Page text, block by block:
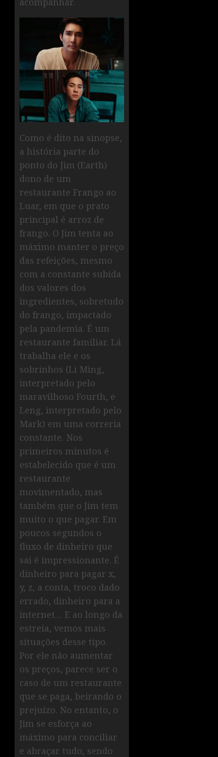
Como é dito na sinopse,
a história parte do
ponto do Jim (Earth)
dono de um
restaurante Frango ao
Luar, em que o prato
principal é arroz de
frango. O Jim tenta ao
máximo manter o preço
das refeições, mesmo
com a constante subida
dos valores dos
ingredientes, sobretudo
do frango, impactado
pela pandemia. É um
restaurante familiar. Lá
trabalha ele e os
sobrinhos (Li Ming,
interpretado pelo
maravilhoso Fourth, e
Leng, interpretado pelo
Mark) em uma correria
constante. Nos
primeiros minutos é
estabelecido que é um
restaurante
movimentado, mas
também que o Jim tem
muito o que pagar. Em
poucos segundos o
fluxo de dinheiro que
sai é impressionante. É
dinheiro para pagar x,
y, z, a conta, troco dado
errado, dinheiro para a
internet… E ao longo da
estreia, vemos mais
situações desse tipo.
Por ele não aumentar
os preços, parece ser o
caso de um restaurante
que se paga, beirando o
prejuízo. No entanto, o
Jim se esforça ao
máximo para conciliar
e abraçar tudo, sendo